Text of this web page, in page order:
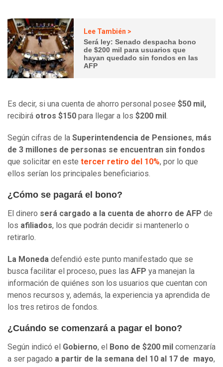
Lee También >
Será ley: Senado despacha bono
de $200 mil para usuarios que
hayan quedado sin fondos en las
AFP
Es decir, si una cuenta de ahorro personal posee $50 mil,
recibirá otros $150 para llegar a los $200 mil .
Según cifras de la Superintendencia de Pensiones, más
de 3 millones de personas se encuentran sin fondos
que solicitar en este tercer retiro del 10%, por lo que
ellos serían los principales beneficiarios.
¿Cómo se pagará el bono?
El dinero será cargado a la cuenta de ahorro de AFP de
los afiliados, los que podrán decidir si mantenerlo o
retirarlo.
La Moneda defendió este punto manifestado que se
busca facilitar el proceso, pues las AFP ya manejan la
información de quiénes son los usuarios que cuentan con
menos recursos y, además, la experiencia ya aprendida de
los tres retiros de fondos.
¿Cuándo se comenzará a pagar el bono?
Según indicó el Gobierno, el Bono de $200 mil comenzaría
a ser pagado a partir de la semana del 10 al 17 de mayo,